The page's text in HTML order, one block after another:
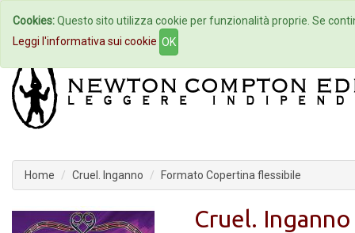
Home Autori Eventi
Home Cruel. Inganno Formato Copertina flessibile
Cruel. Inganno
Cookies:Questo sito utilizza cookie per funzionalità proprie. Se
Leggi l'informativa sui cookie OK